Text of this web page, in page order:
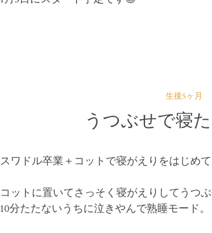
生後5ヶ月
うつぶせで寝
スワドル卒業＋コットで寝がえりをはじめて
コットに置いてさっそく寝がえりしてうつ
10分たたないうちに泣きやんで熟睡モード。